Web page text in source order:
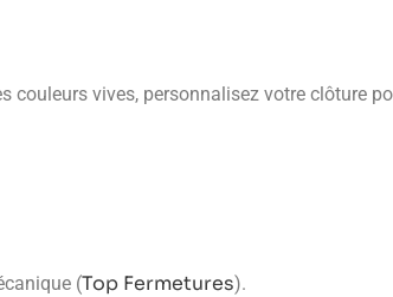
vives, personnalisez votre clôture
(Top Fermetures).